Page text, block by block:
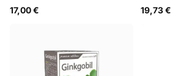
17,00 € 19,73 €